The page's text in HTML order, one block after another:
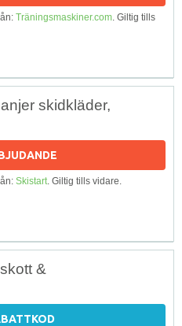
Träningsmaskiner.com. Giltig tills
skidkläder,
Skistart. Giltig tills vidare.
&